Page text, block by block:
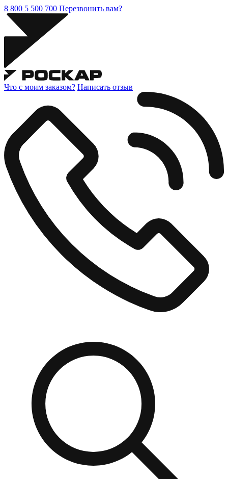
8 800 5 500 700 Перезвонить вам?
Что с моим заказом? Написать отзыв